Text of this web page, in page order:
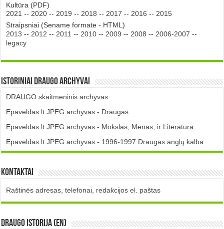
Kultūra (PDF)
2021 -- 2020 -- 2019 -- 2018 -- 2017 -- 2016 -- 2015
Straipsniai (Sename formate - HTML)
2013 -- 2012 -- 2011 -- 2010 -- 2009 -- 2008 -- 2006-2007 --
legacy
Istoriniai DRAUGO Archyvai
DRAUGO skaitmeninis archyvas
Epaveldas.lt JPEG archyvas - Draugas
Epaveldas.lt JPEG archyvas - Mokslas, Menas, ir Literatūra
Epaveldas.lt JPEG archyvas - 1996-1997 Draugas anglų kalba
Kontaktai
Raštinės adresas, telefonai, redakcijos el. paštas
DRAUGO istorija (EN)